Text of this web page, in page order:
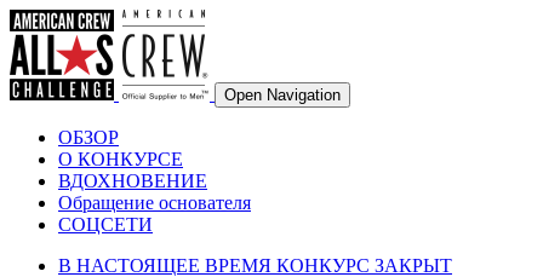
Open Navigation
ОБЗОР
О КОНКУРСЕ
ВДОХНОВЕНИЕ
Обращение основателя
СОЦСЕТИ
В НАСТОЯЩЕЕ ВРЕМЯ КОНКУРС ЗАКРЫТ